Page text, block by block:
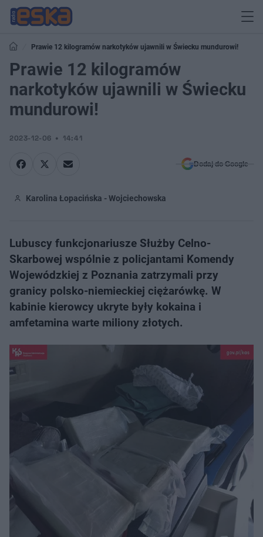
Prawie 12 kilogramów narkotyków ujawnili w Świecku mundurowi!
Prawie 12 kilogramów
narkotyków ujawnili w Świecku
mundurowi!
2023-12-06 14:41
Dodaj do Google
Karolina Łopacińska - Wojciechowska
Lubuscy funkcjonariusze Służby Celno-
Skarbowej wspólnie z policjantami Komendy
Wojewódzkiej z Poznania zatrzymali przy
granicy polsko-niemieckiej ciężarówkę. W
kabinie kierowcy ukryte były kokaina i
amfetamina warte miliony złotych.